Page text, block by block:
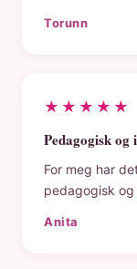
Torunn
★★★★★
Pedagogisk og
For meg har
pedagogisk og
Anita